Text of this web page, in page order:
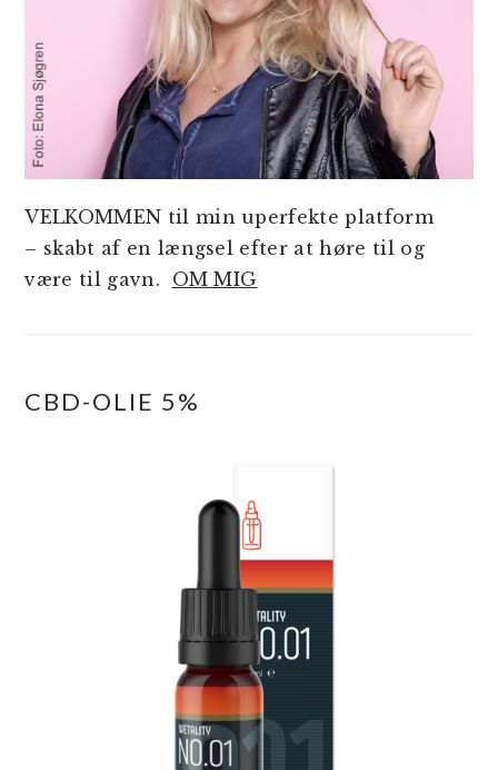
VELKOMMEN til min uperfekte platform
– skabt af en længsel efter at høre til og
være til gavn. OM MIG
CBD-OLIE 5%